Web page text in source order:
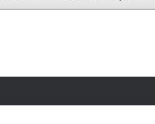
Facebook
Instagram
YouTube